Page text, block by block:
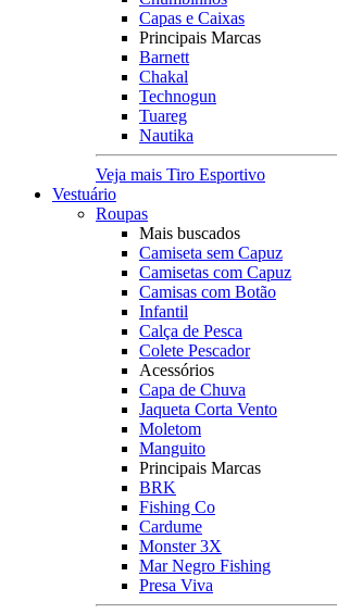
Capas e Caixas
Principais Marcas
Barnett
Chakal
Technogun
Tuareg
Nautika
Veja mais Tiro Esportivo
Vestuário
Roupas
Mais buscados
Camiseta sem Capuz
Camisetas com Capuz
Camisas com Botão
Infantil
Calça de Pesca
Colete Pescador
Acessórios
Capa de Chuva
Jaqueta Corta Vento
Moletom
Manguito
Principais Marcas
BRK
Fishing Co
Cardume
Monster 3X
Mar Negro Fishing
Presa Viva